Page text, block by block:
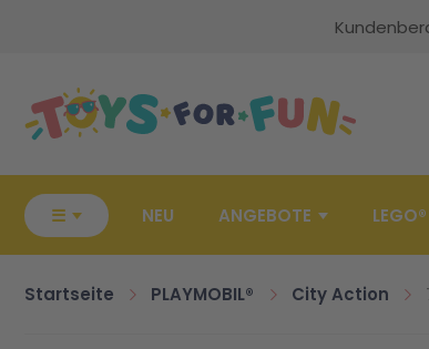
☰ NEU ANGEBOTE LEGO®
Startseite PLAYMOBIL® City Action